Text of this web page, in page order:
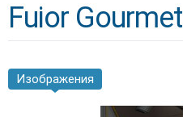
Fuior Gourmet
Изображения